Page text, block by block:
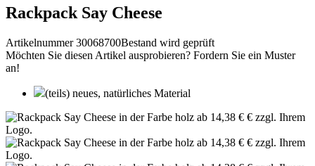
Rackpack Say Cheese
Artikelnummer 30068700Bestand wird geprüft
Möchten Sie diesen Artikel ausprobieren? Fordern Sie ein Muster
an!
(teils) neues, natürliches Material